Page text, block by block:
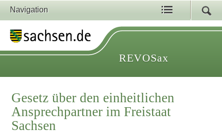
Navigation
REVOSax
Gesetz über den einheitlichen
Ansprechpartner im Freistaat
Sachsen